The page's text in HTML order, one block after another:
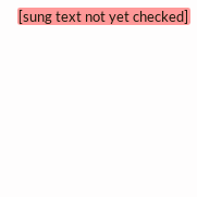
[sung text not yet checked]